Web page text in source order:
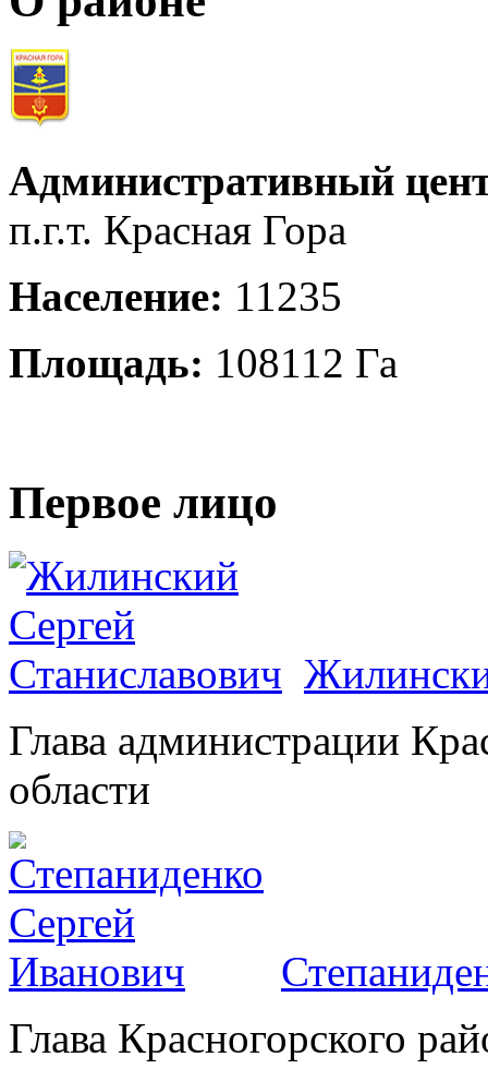
Административный
п.г.т. Красная Гора
Население: 11235
Площадь: 108112 Га
Первое лицо
Глава администрации
области
Глава Красногорского